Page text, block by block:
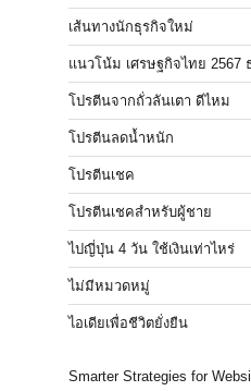
เส้นทางนักธุรกิจใหม่
แนวโน้ม เศรษฐกิจไทย 2567
โปรตีนจากถั่วลันเตา ดีไหม
โปรตีนลดน้ำหนัก
โปรตีนเชค
โปรตีนเชคสำหรับผู้ชาย
ไปญี่ปุ่น 4 วัน ใช้เงินเท่าไหร่
ไม่มีหมวดหมู่
ไอเดียเพื่อชีวิตยั่งยืน
Smarter Strategies for